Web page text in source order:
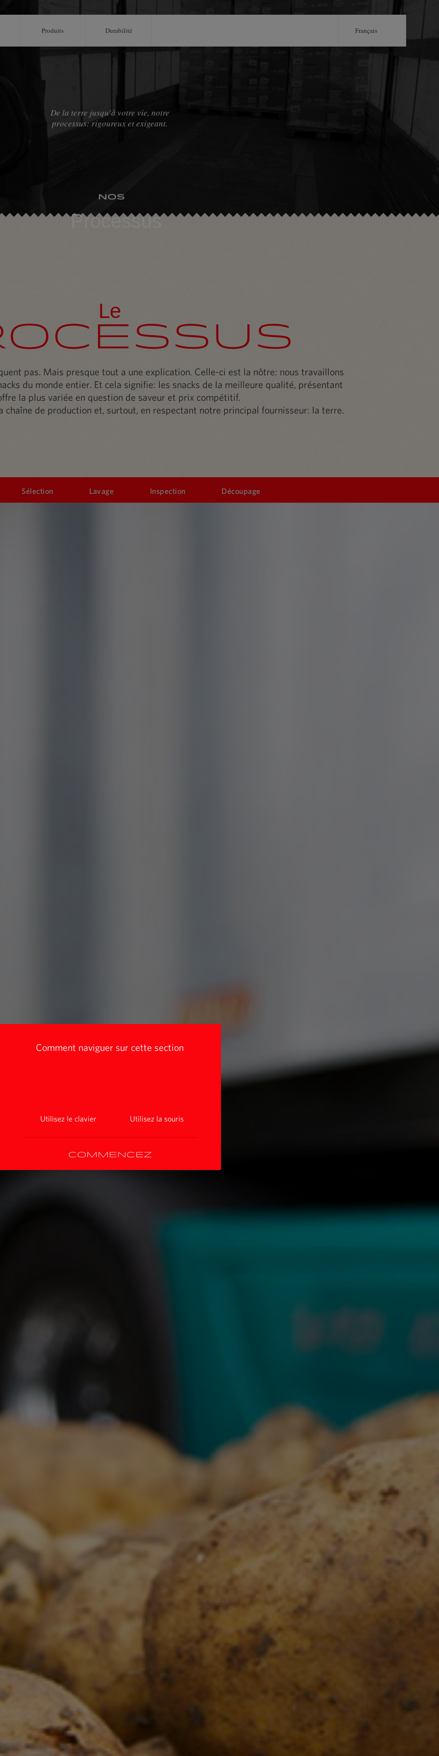
Produits Durabilité Français
De la terre jusqu’à votre vie, notre
processus: rigoureux et exigeant.
Nos
Processus
Le
pas. Mais presque tout a une explication. Celle-ci est la nôtre: nous travaillons
du monde entier. Et cela signifie: les snacks de la meilleure qualité, présentant
la plus variée en question de saveur et prix compétitif.
chaîne de production et, surtout, en respectant notre principal fournisseur: la terre.
Sélection Lavage Inspection Découpage
Comment naviguer sur cette section
Utilisez le clavier Utilisez la souris
Commencez